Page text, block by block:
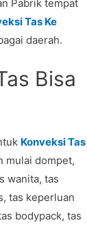
Pabrik tempat
Tas Ke
daerah.
Bisa
Konveksi Tas
mulai dompet,
wanita, tas
tas keperluan
bodypack, tas